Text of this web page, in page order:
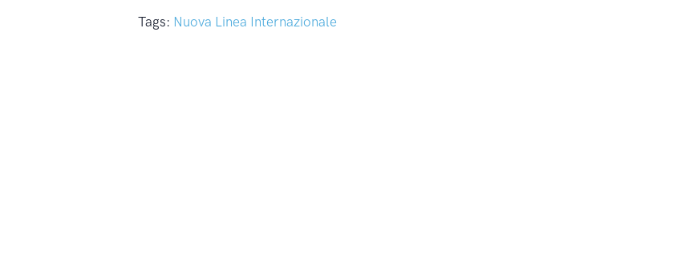
Tags: Nuova Linea Internazionale